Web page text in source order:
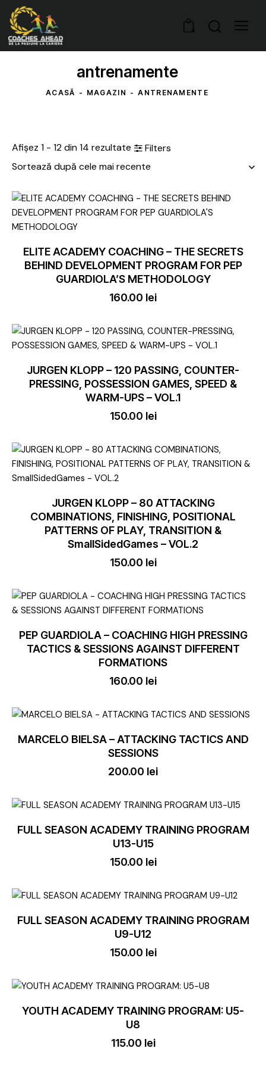
0
antrenamente
ACASĂ MAGAZIN ANTRENAMENTE
Afișez 1 - 12 din 14 rezultate Filters
ELITE ACADEMY COACHING – THE SECRETS
BEHIND DEVELOPMENT PROGRAM FOR PEP
GUARDIOLA’S METHODOLOGY
160.00 lei
JURGEN KLOPP – 120 PASSING, COUNTER-
PRESSING, POSSESSION GAMES, SPEED &
WARM-UPS – VOL.1
150.00 lei
JURGEN KLOPP – 80 ATTACKING
COMBINATIONS, FINISHING, POSITIONAL
PATTERNS OF PLAY, TRANSITION &
SmallSidedGames – VOL.2
150.00 lei
PEP GUARDIOLA – COACHING HIGH PRESSING
TACTICS & SESSIONS AGAINST DIFFERENT
FORMATIONS
160.00 lei
MARCELO BIELSA – ATTACKING TACTICS AND
SESSIONS
200.00 lei
FULL SEASON ACADEMY TRAINING PROGRAM
U13-U15
150.00 lei
FULL SEASON ACADEMY TRAINING PROGRAM
U9-U12
150.00 lei
YOUTH ACADEMY TRAINING PROGRAM: U5-
U8
115.00 lei